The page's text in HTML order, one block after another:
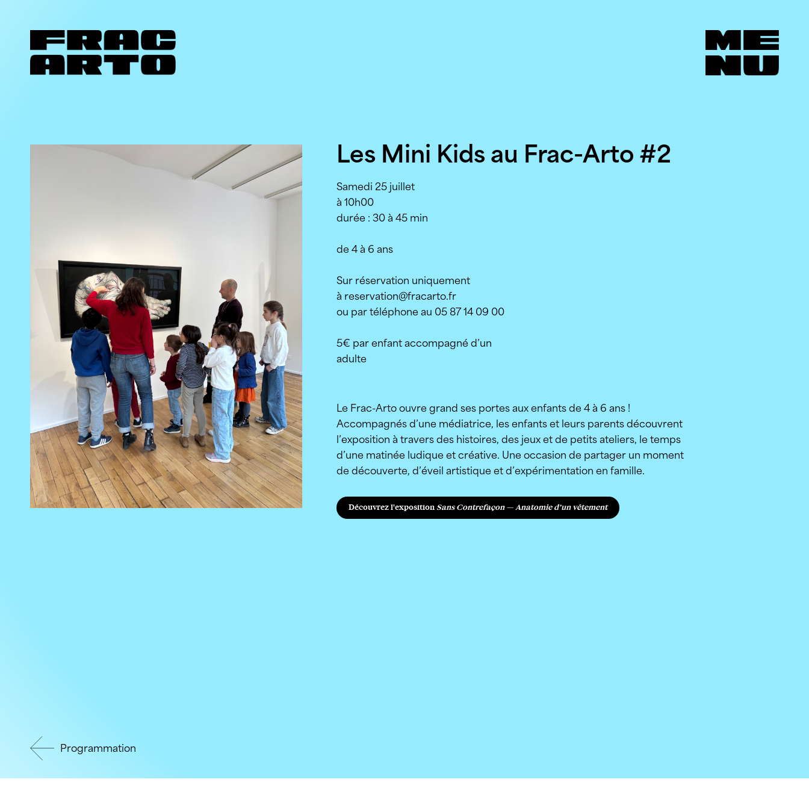
Programmation
Les Mini Kids au Frac-Arto #2
Samedi 25 juillet
à 10h00
durée : 30 à 45 min
de 4 à 6 ans
Sur réservation uniquement
à reservation@fracarto.fr
ou par téléphone au 05 87 14 09 00
5€ par enfant accompagné d’un
adulte
Le Frac-Arto ouvre grand ses portes aux enfants de 4 à 6 ans !
Accompagnés d’une médiatrice, les enfants et leurs parents découvrent
l’exposition à travers des histoires, des jeux et de petits ateliers, le temps
d’une matinée ludique et créative. Une occasion de partager un moment
de découverte, d’éveil artistique et d’expérimentation en famille.
Découvrez l'exposition Sans Contrefaçon — Anatomie d’un vêtement